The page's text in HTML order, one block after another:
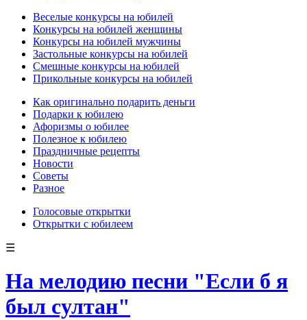
Веселые конкурсы на юбилей
Конкурсы на юбилей женщины
Конкурсы на юбилей мужчины
Застольные конкурсы на юбилей
Смешные конкурсы на юбилей
Прикольные конкурсы на юбилей
Как оригинально подарить деньги
Подарки к юбилею
Афоризмы о юбилее
Полезное к юбилею
Праздничные рецепты
Новости
Советы
Разное
Голосовые открытки
Открытки с юбилеем
☰
На мелодию песни "Если б я
был султан"